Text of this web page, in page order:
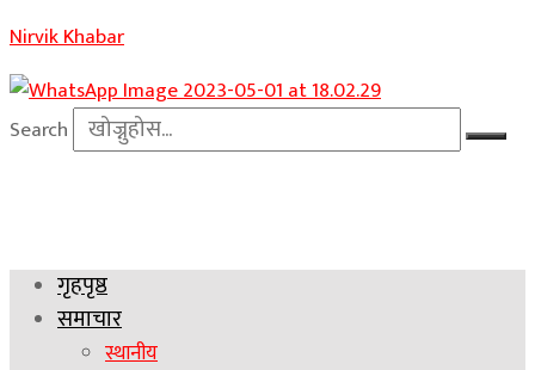
Nirvik Khabar
Search
गृहपृष्ठ
समाचार
स्थानीय